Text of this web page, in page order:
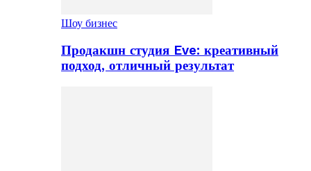
Шоу бизнес
Продакшн студия Eve: креативный
подход, отличный результат